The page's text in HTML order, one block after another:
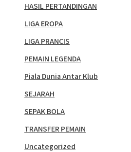
HASIL PERTANDINGAN
LIGA EROPA
LIGA PRANCIS
PEMAIN LEGENDA
Piala Dunia Antar Klub
SEJARAH
SEPAK BOLA
TRANSFER PEMAIN
Uncategorized